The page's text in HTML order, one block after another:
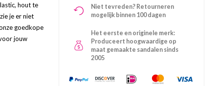
hout te
je er niet
goedkope
jouw
Niet tevreden? Retourneren
mogelijk binnen 100 dagen
Het eerste en originele merk:
Produceert hoogwaardige op
maat gemaakte sandalen sinds
2005